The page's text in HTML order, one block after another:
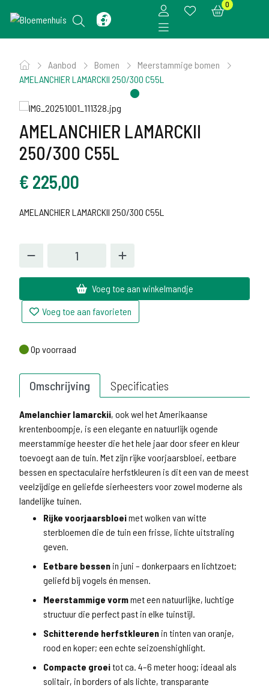
0
Aanbod Bomen
Meerstammige bomen
AMELANCHIER LAMARCKII 250/300 C55L
AMELANCHIER LAMARCKII
250/300 C55L
€ 225,00
AMELANCHIER LAMARCKII 250/300 C55L
Voeg toe aan winkelmandje
Voeg toe aan favorieten
Op voorraad
Op voorraad
Omschrijving Specificaties
Amelanchier lamarckii, ook wel het Amerikaanse
krentenboompje, is een elegante en natuurlijk ogende
meerstammige heester die het hele jaar door sfeer en kleur
toevoegt aan de tuin. Met zijn rijke voorjaarsbloei, eetbare
bessen en spectaculaire herfstkleuren is dit een van de meest
veelzijdige en geliefde sierheesters voor zowel moderne als
landelijke tuinen.
Rijke voorjaarsbloeimet wolken van witte
sterbloemen die de tuin een frisse, lichte uitstraling
geven.
Eetbare bessen in juni – donkerpaars en lichtzoet;
geliefd bij vogels én mensen.
Meerstammige vormmet een natuurlijke, luchtige
structuur die perfect past in elke tuinstijl.
Schitterende herfstkleuren in tinten van oranje,
rood en koper; een echte seizoenshighlight.
Compacte groeitot ca. 4–6 meter hoog; ideaal als
solitair, in borders of als lichte, transparante